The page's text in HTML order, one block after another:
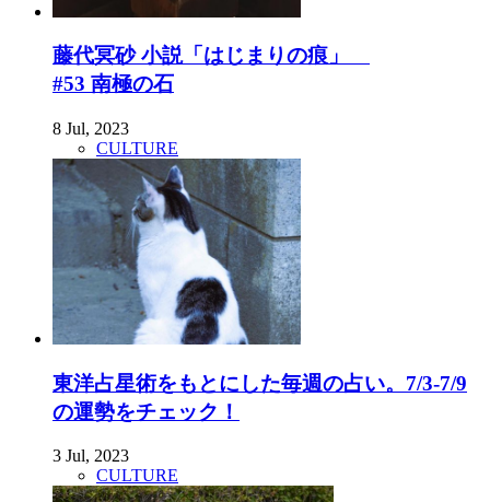
藤代冥砂 小説「はじまりの痕」
#53 南極の石
8 Jul, 2023
CULTURE
東洋占星術をもとにした毎週の占い。7/3-7/9
の運勢をチェック！
3 Jul, 2023
CULTURE